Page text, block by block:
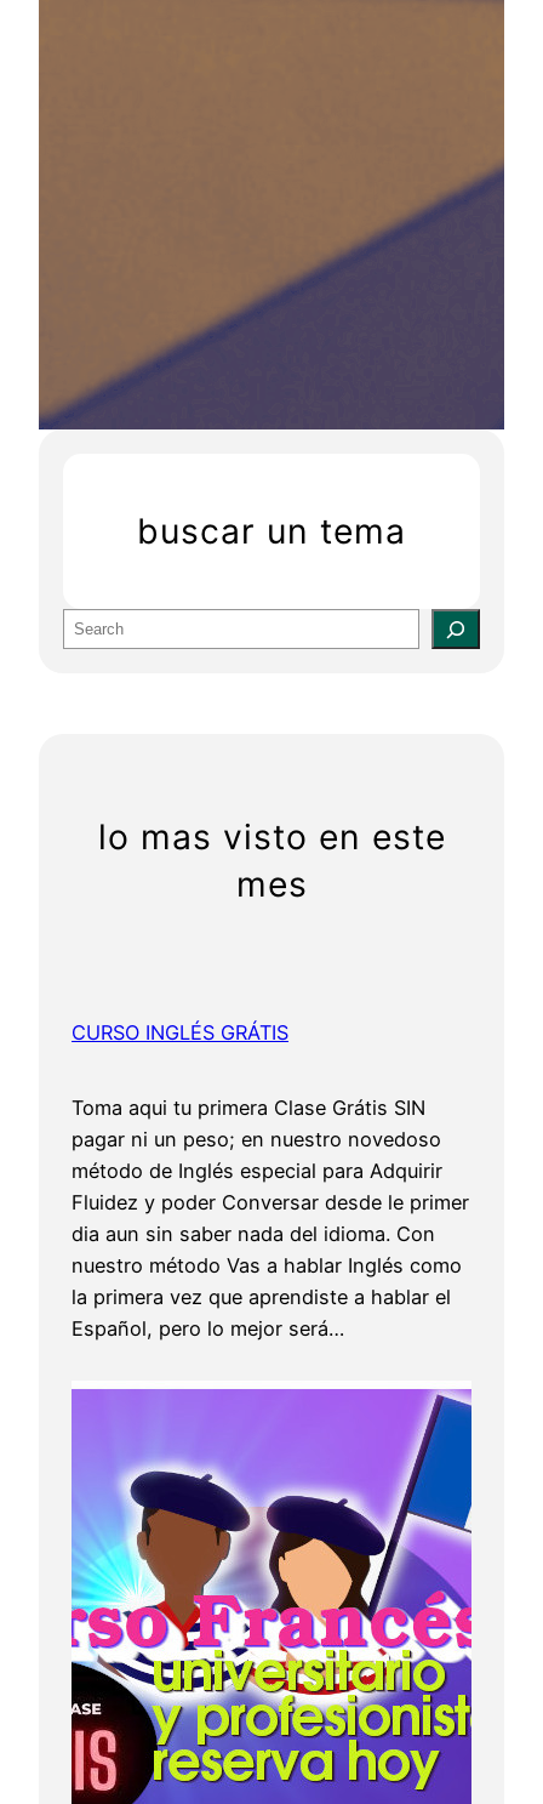
buscar un tema
e
lo mas visto en este
mes
CURSO INGLÉS GRÁTIS
Toma aqui tu primera Clase Grátis SIN
pagar ni un peso; en nuestro novedoso
método de Inglés especial para Adquirir
Fluidez y poder Conversar desde le primer
dia aun sin saber nada del idioma. Con
nuestro método Vas a hablar Inglés como
la primera vez que aprendiste a hablar el
Español, pero lo mejor será…